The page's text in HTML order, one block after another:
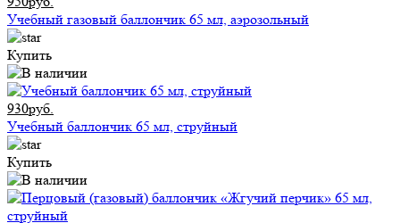
Учебный газовый баллончик 65 мл, аэрозольный
Купить
930руб.
Учебный баллончик 65 мл, струйный
Купить